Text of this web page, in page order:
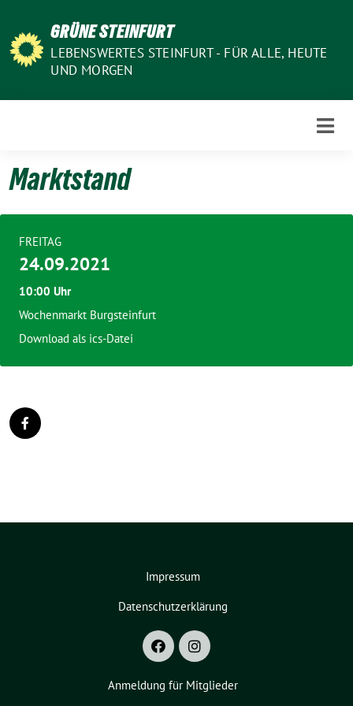
zum
Inhalt
GRÜNE STEINFURT
LEBENSWERTES STEINFURT - FÜR ALLE, HEUTE
UND MORGEN
Marktstand
FREITAG
24.09.2021
10:00 Uhr
Wochenmarkt Burgsteinfurt
Download als ics-Datei
Impressum
Datenschutzerklärung
Anmeldung für Mitglieder